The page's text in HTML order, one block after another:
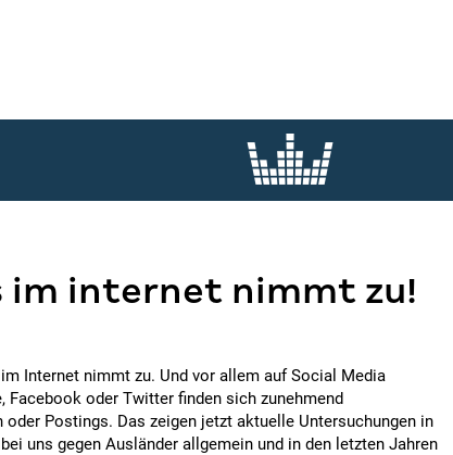
im internet nimmt zu!
Internet nimmt zu. Und vor allem auf Social Media
Facebook oder Twitter finden sich zunehmend
Postings. Das zeigen jetzt aktuelle Untersuchungen in
uns gegen Ausländer allgemein und in den letzten Jahren